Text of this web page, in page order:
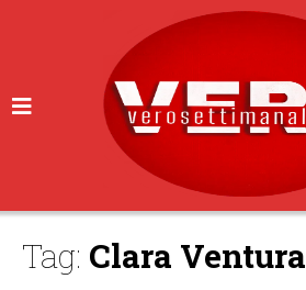
Tag: Clara Ventura